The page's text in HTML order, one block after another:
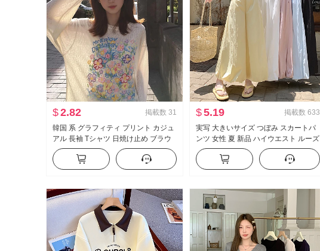
$2.82 掲載数 31
韓国 系 グラフィティ プリント カジュ
アル 長袖 Tシャツ 日焼け止め ブラウ
ス 女性 春夏 ルーズフィット ルーズ 風
が冷たい 感 クルーネック トップス
$5.19 掲載数 633
実写 大きいサイズ つぼみ スカートパ
ンツ 女性 夏 新品 ハイウエスト ルーズ
フィット スリム効果 垂 感 バルーンパ
ンツ カジュアル ワイドパンツ